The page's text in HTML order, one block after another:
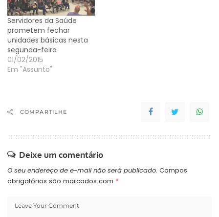
Servidores da Saúde
prometem fechar
unidades básicas nesta
segunda-feira
01/02/2015
Em "Assunto"
COMPARTILHE
Deixe um comentário
O seu endereço de e-mail não será publicado. Campos
obrigatórios são marcados com *